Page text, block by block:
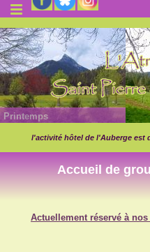
Printemps
l'activité hôtel de l'Auberge est
Accueil de
Actuellement réservé à